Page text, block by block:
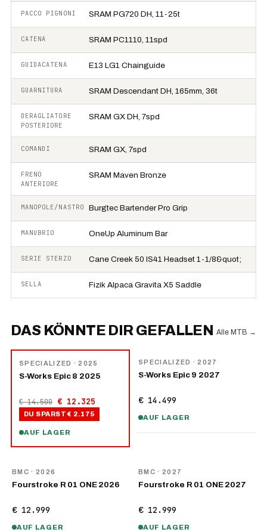
PACCO PIGNONI SRAM PG720 DH, 11-25t
CATENA SRAM PC1110, 11spd
GUIDACATENA E13 LG1 Chainguide
GUARNITURA SRAM Descendant DH, 165mm, 36t
DERAGLIATORE
POSTERIORE
SRAM GX DH, 7spd
COMANDI SRAM GX, 7spd
FRENO
ANTERIORE
SRAM Maven Bronze
MANOPOLE/NASTRO Burgtec Bartender Pro Grip
MANUBRIO OneUp Aluminum Bar
SERIE STERZO Cane Creek 50 IS41 Headset 1-1/8&quot;
SELLA Fizik Alpaca Gravita X5 Saddle
DAS KÖNNTE DIR GEFALLEN Alle MTB →
SPECIALIZED · 2025
S-Works Epic 8 2025
€ 14.500 € 12.325
DU SPARST € 2.175
AUF LAGER
SPECIALIZED · 2027
S-Works Epic 9 2027
€ 14.499
AUF LAGER
BMC · 2026
Fourstroke R 01 ONE 2026
€ 12.999
AUF LAGER
BMC · 2027
Fourstroke R 01 ONE 2027
€ 12.999
AUF LAGER